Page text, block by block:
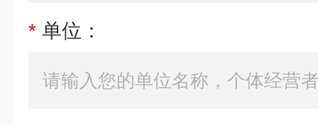
* 单位：